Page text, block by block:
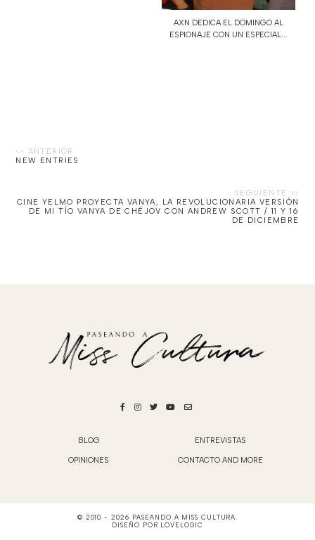
AXN DEDICA EL DOMINGO AL
ESPIONAJE CON UN ESPECIAL...
NEW ENTRIES
CINE YELMO PROYECTA VANYA, LA REVOLUCIONARIA VERSIÓN
DE MI TÍO VANYA DE CHÉJOV CON ANDREW SCOTT / 11 Y 16
DE DICIEMBRE
BLOG ENTREVISTAS
OPINIONES CONTACTO AND MORE
© 2010 - 2026 PASEANDO A MISS CULTURA
DISEÑO POR LOVELOGIC